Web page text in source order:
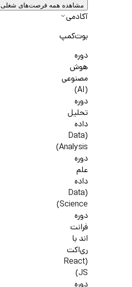
مشاهده همه فرصت‌های شغلی
آکادمی
بوت‌کمپ
دوره
هوش
مصنوعی
(AI)
دوره
تحلیل
داده
(Data
Analysis)
دوره
علم
داده
(Data
Science)
دوره
فرانت
اند با
ری‌اکت
(React
JS)